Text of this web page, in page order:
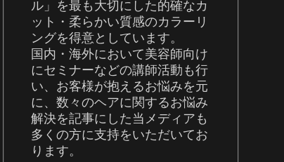
ル」を最も大切にした的確なカ
ット・柔らかい質感のカラーリ
ングを得意としています。
国内・海外において美容師向け
にセミナーなどの講師活動も行
い、お客様が抱えるお悩みを元
に、数々のヘアに関するお悩み
解決を記事にした当メディアも
多くの方に支持をいただいてお
ります。